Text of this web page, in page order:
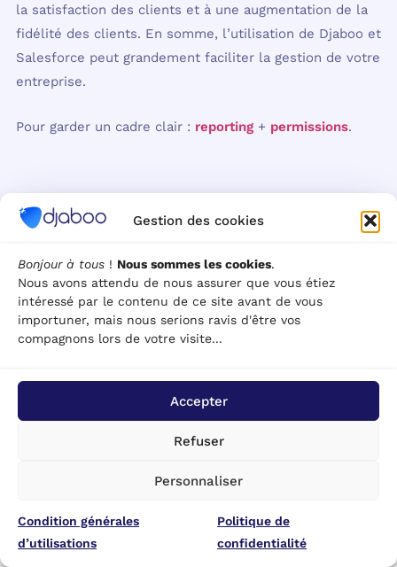
Gestion des cookies
Bonjour à tous ! Nous sommes les cookies.
Nous avons attendu de nous assurer que vous étiez
intéressé par le contenu de ce site avant de vous
importuner, mais nous serions ravis d'être vos
compagnons lors de votre visite...
Accepter
Refuser
Personnaliser
Condition générales
d’utilisations
Politique de
confidentialité
la satisfaction des clients et à une augmentation de la
fidélité des clients. En somme, l’utilisation de Djaboo et
Salesforce peut grandement faciliter la gestion de votre
entreprise.
Pour garder un cadre clair : reporting+ permissions.
illustration